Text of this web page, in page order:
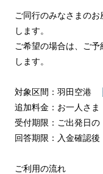
ご同行のみなさまの
します。
ご希望の場合は、ご
します。
対象区間：羽田空
追加料金：お一人
受付期限：ご出発日
回答期限：入金確認
ご利用の流れ